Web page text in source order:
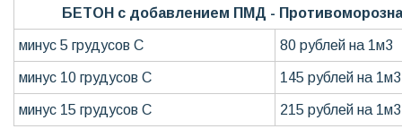
БЕТОН с добавлением ПМД -
минус 5 грудусов С 80 рублей на 1м3
минус 10 грудусов С 145 рублей на 1м3
минус 15 грудусов С 215 рублей на 1м3